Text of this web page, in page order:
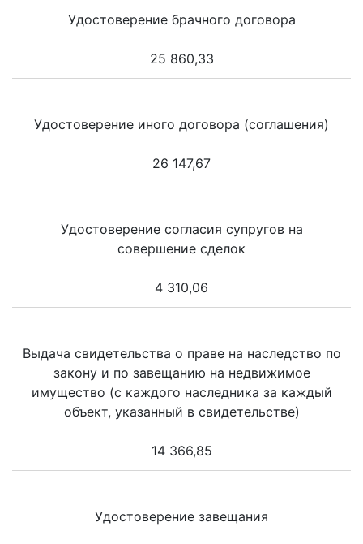
Удостоверение брачного договора
25 860,33
Удостоверение иного договора (соглашения)
26 147,67
Удостоверение согласия супругов на
совершение сделок
4 310,06
Выдача свидетельства о праве на наследство по
закону и по завещанию на недвижимое
имущество (с каждого наследника за каждый
объект, указанный в свидетельстве)
14 366,85
Удостоверение завещания